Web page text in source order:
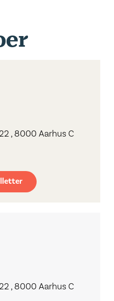
, 8000 Aarhus C
, 8000 Aarhus C